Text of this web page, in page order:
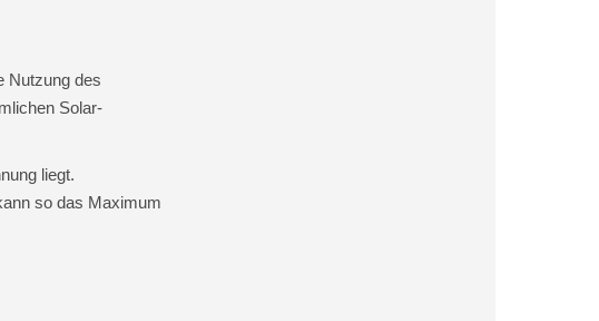
Nutzung des
Solar-
liegt.
so das Maximum